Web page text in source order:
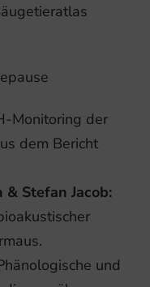
Monitoring der
dem Bericht
Stefan Jacob:
und